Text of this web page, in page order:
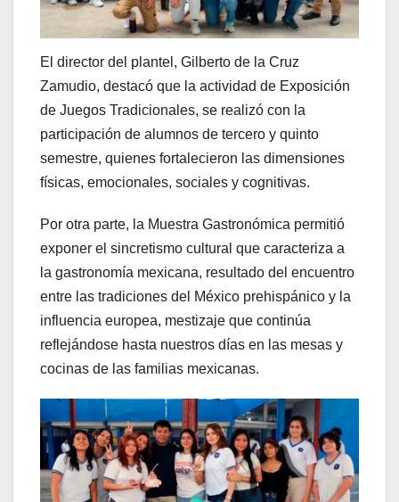
El director del plantel, Gilberto de la Cruz
Zamudio, destacó que la actividad de Exposición
de Juegos Tradicionales, se realizó con la
participación de alumnos de tercero y quinto
semestre, quienes fortalecieron las dimensiones
físicas, emocionales, sociales y cognitivas.
Por otra parte, la Muestra Gastronómica permitió
exponer el sincretismo cultural que caracteriza a
la gastronomía mexicana, resultado del encuentro
entre las tradiciones del México prehispánico y la
influencia europea, mestizaje que continúa
reflejándose hasta nuestros días en las mesas y
cocinas de las familias mexicanas.